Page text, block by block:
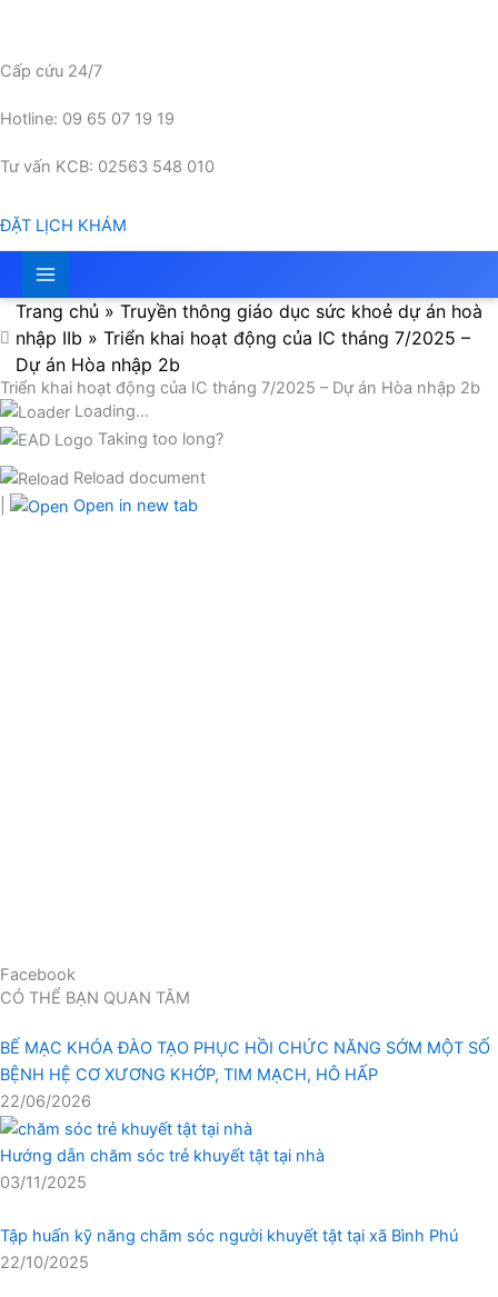
nội
Cấp cứu 24/7
Hotline: 09 65 07 19 19
Tư vấn KCB: 02563 548 010
ĐẶT LỊCH KHÁM
Trang chủ » Truyền thông giáo dục sức khoẻ dự án hoà
nhập IIb » Triển khai hoạt động của IC tháng 7/2025 –
Dự án Hòa nhập 2b
Triển khai hoạt động của IC tháng 7/2025 – Dự án Hòa nhập 2b
Loading...
Taking too long?
Reload document
Open in new tab
Facebook
CÓ THỂ BẠN QUAN TÂM
BẾ MẠC KHÓA ĐÀO TẠO PHỤC HỒI CHỨC NĂNG SỚM MỘT SỐ
BỆNH HỆ CƠ XƯƠNG KHỚP, TIM MẠCH, HÔ HẤP
22/06/2026
Hướng dẫn chăm sóc trẻ khuyết tật tại nhà
03/11/2025
Tập huấn kỹ năng chăm sóc người khuyết tật tại xã Bình Phú
22/10/2025